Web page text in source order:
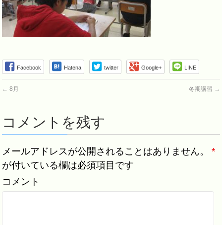
Facebook Hatena twitter Google+ LINE
← 8月 冬期講習 →
コメントを残す
メールアドレスが公開されることはありません。
*
が付いている欄は必須項目です
コメント